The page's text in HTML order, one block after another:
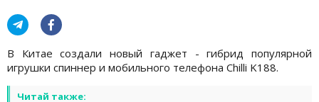
В Китае создали новый гаджет - гибрид популярной
игрушки спиннер и мобильного телефона Chilli K188.
Читай также: